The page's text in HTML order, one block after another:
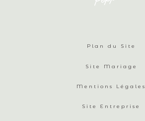
Plan du Site
Site Mariage
Mentions Légales
Site Entreprise